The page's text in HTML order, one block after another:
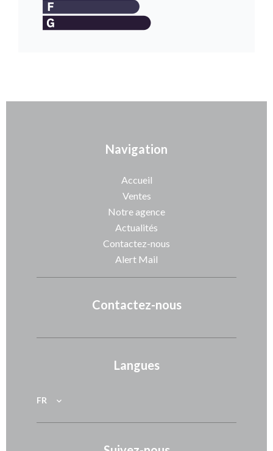
Navigation
Accueil
Ventes
Notre agence
Actualités
Contactez-nous
Alert Mail
Contactez-nous
Langues
FR